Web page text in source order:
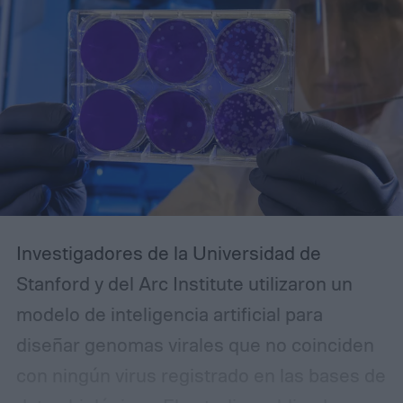
te mantiene fuera del ecosistema
Chromium, y Edge presenta un argumento
especialmente sólido en Windows.
Investigadores de la Universidad de
Stanford y del Arc Institute utilizaron un
modelo de inteligencia artificial para
diseñar genomas virales que no coinciden